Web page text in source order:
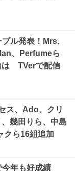
ブル発表！Mrs.
、Perfumeら
は TVerで配信
ス、Ado、クリ
幾田りら、中島
クら16組追加
年も好成績